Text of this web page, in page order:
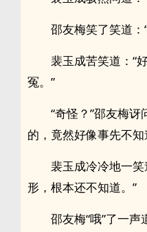
邵友梅笑了笑道
裴玉成苦笑道：“
冤。”
“奇怪？”邵友梅
的，竟然好像事先不
裴玉成冷冷地一
形，根本还不知道。”
邵友梅“哦”了一声